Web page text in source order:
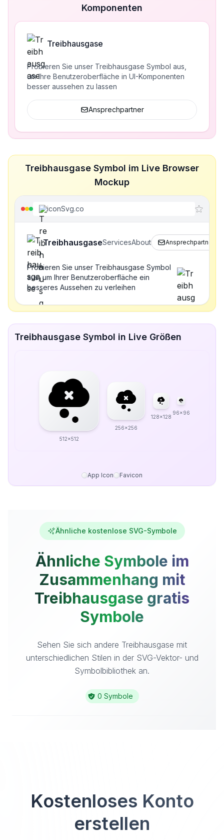
Komponenten
Treibhausgase
Probieren Sie unser Treibhausgase Symbol aus,
um Ihre Benutzeroberfläche in UI-Komponenten
besser aussehen zu lassen
Ansprechpartner
Treibhausgase Symbol im Live Browser
Mockup
iconSvg.co
TreibhausgaseServicesAbout Ansprechpartner
Probieren Sie unser Treibhausgase Symbol
aus, um Ihrer Benutzeroberfläche ein
besseres Aussehen zu verleihen
Treibhausgase Symbol in Live Größen
512x512
256x256
128x128
96x96
App Icon Favicon
Ähnliche kostenlose SVG-Symbole
Ähnliche Symbole im
Zusammenhang mit
Treibhausgase gratis
Symbole
Sehen Sie sich andere Treibhausgase mit
unterschiedlichen Stilen in der SVG-Vektor- und
Symbolbibliothek an.
0 Symbole
Kostenloses Konto
erstellen